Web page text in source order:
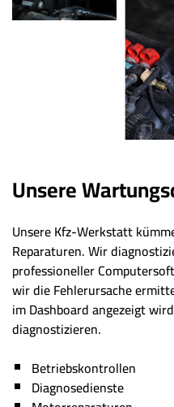
Unsere
Unsere Kfz-Werkstatt
Reparaturen. Wir
professioneller
wir die Fehlerursache
im Dashboard angezeigt
diagnostizieren.
Betriebskontrollen
Diagnosedienste